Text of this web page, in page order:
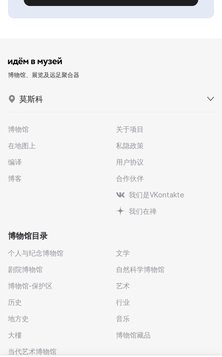
博物馆、展览及远足聚合器
莫斯科
博物馆
在地图上
编译
博客
关于项目
私隐政策
用户协议
合作伙伴
我们是VKontakte
我们在禅
博物馆目录
个人与纪念博物馆
剧院博物馆
博物馆-保护区
历史
地方史
大樓
当代艺术博物馆
文学
自然科学博物馆
艺术
行业
音乐
博物馆藏品